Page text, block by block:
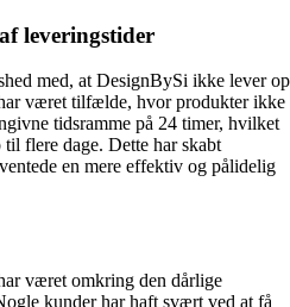
leveringstider
med, at DesignBySi ikke lever op
været tilfælde, hvor produkter ikke
tidsramme på 24 timer, hvilket
flere dage. Dette har skabt
en mere effektiv og pålidelig
været omkring den dårlige
kunder har haft svært ved at få